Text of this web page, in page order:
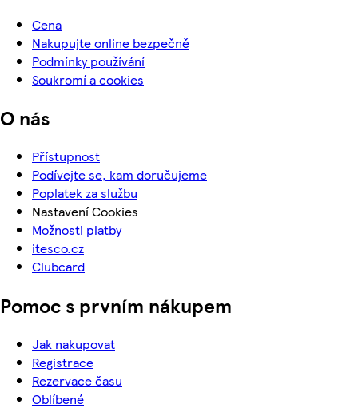
Cena
Nakupujte online bezpečně
Podmínky používání
Soukromí a cookies
O nás
Přístupnost
Podívejte se, kam doručujeme
Poplatek za službu
Nastavení Cookies
Možnosti platby
itesco.cz
Clubcard
Pomoc s prvním nákupem
Jak nakupovat
Registrace
Rezervace času
Oblíbené